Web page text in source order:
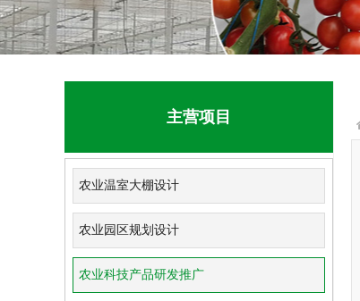
主营项目
农业温室大棚设计
农业园区规划设计
农业科技产品研发推广